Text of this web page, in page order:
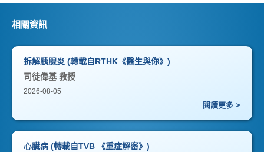
相關資訊
拆解胰腺炎 (轉載自RTHK《醫生與你》)
司徒偉基 教授
2026-08-05
閱讀更多 >
心臟病 (轉載自TVB 《重症解密》)